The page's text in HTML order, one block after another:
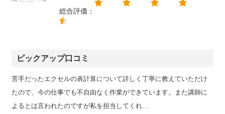
総合評価：
ピックアップ口コミ
苦手だったエクセルの表計算について詳しく丁寧に教えていただけ
たので、今の仕事でも不自由なく作業ができています。また講師に
よるとは言われたのですが私を担当してくれ…